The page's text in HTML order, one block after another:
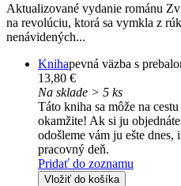
Aktualizované vydanie románu
na revolúciu, ktorá sa vymkla z
nenávidených...
Knihapevná väzba s
13,80 €
Na sklade > 5 ks
Táto kniha sa môže na
okamžite! Ak si ju
odošleme vám ju ešte dnes,
pracovný deň.
Pridať do zoznamu
Vložiť do košíka